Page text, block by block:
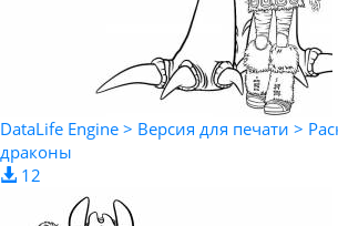
DataLife Engine > Версия для печати >
драконы
12